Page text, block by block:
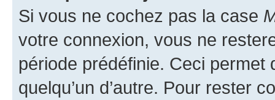
Si vous ne cochez pas la case
votre connexion, vous ne
période prédéfinie. Ceci permet
quelqu’un d’autre. Pour rester